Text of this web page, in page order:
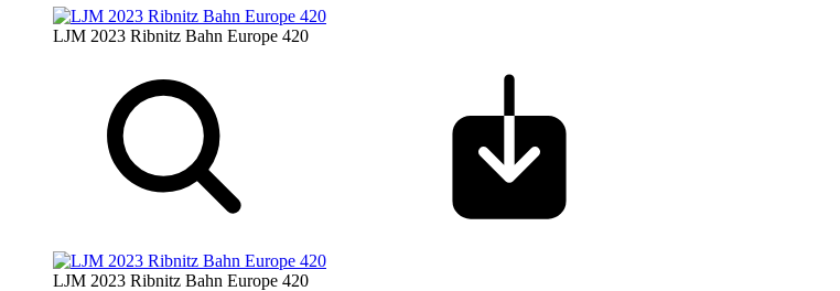
LJM 2023 Ribnitz Bahn Europe 420
LJM 2023 Ribnitz Bahn Europe 420